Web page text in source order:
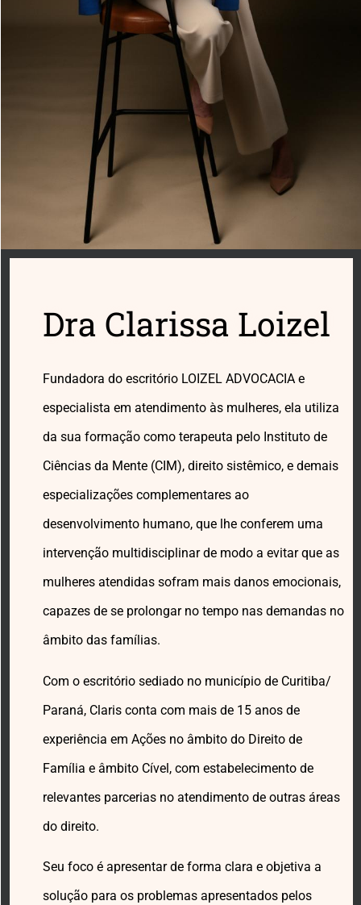
Dra Clarissa Loizel
Fundadora do escritório LOIZEL ADVOCACIA e
especialista em atendimento às mulheres, ela utiliza
da sua formação como terapeuta pelo Instituto de
Ciências da Mente (CIM), direito sistêmico, e demais
especializações complementares ao
desenvolvimento humano, que lhe conferem uma
intervenção multidisciplinar de modo a evitar que as
mulheres atendidas sofram mais danos emocionais,
capazes de se prolongar no tempo nas demandas no
âmbito das famílias.
Com o escritório sediado no município de Curitiba/
Paraná, Claris conta com mais de 15 anos de
experiência em Ações no âmbito do Direito de
Família e âmbito Cível, com estabelecimento de
relevantes parcerias no atendimento de outras áreas
do direito.
Seu foco é apresentar de forma clara e objetiva a
solução para os problemas apresentados pelos